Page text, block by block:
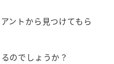
ントから見つけてもら
のでしょうか？